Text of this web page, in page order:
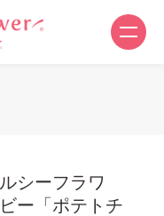
シーフラワ
ー「ポテトチ